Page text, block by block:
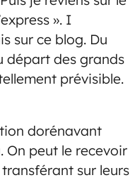
». I
sur ce blog. Du
départ des grands
prévisible.
dorénavant
On peut le recevoir
sur leurs